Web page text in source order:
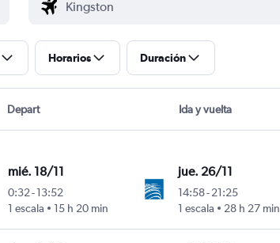
Horarios Duración
Depart Ida y vuelta
mié. 18/11
0:32-13:52
1 escala
15 h 20 min
jue. 26/11
14:58-21:25
1 escala
28 h 27 min